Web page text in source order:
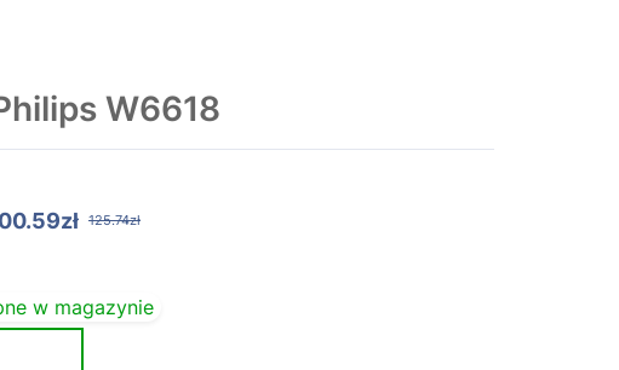
W6618
125.74zł
w magazynie